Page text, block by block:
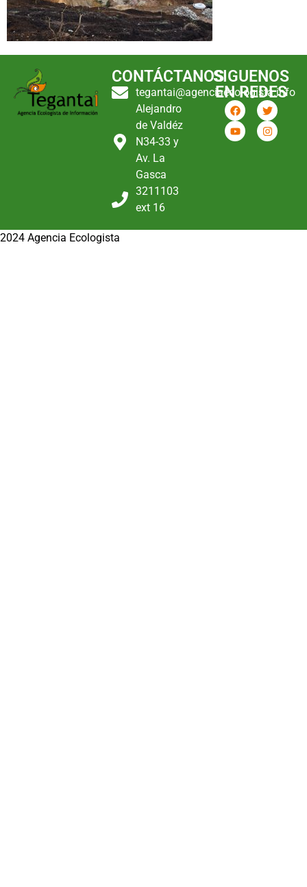
CONTÁCTANOS
tegantai@agenciaecologista.info
Alejandro
de Valdéz
N34-33 y
Av. La
Gasca
3211103
ext 16
SIGUENOS
EN REDES
2024 Agencia Ecologista